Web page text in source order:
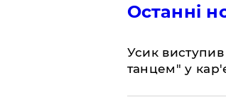
Останні
​Усик
танцем" у